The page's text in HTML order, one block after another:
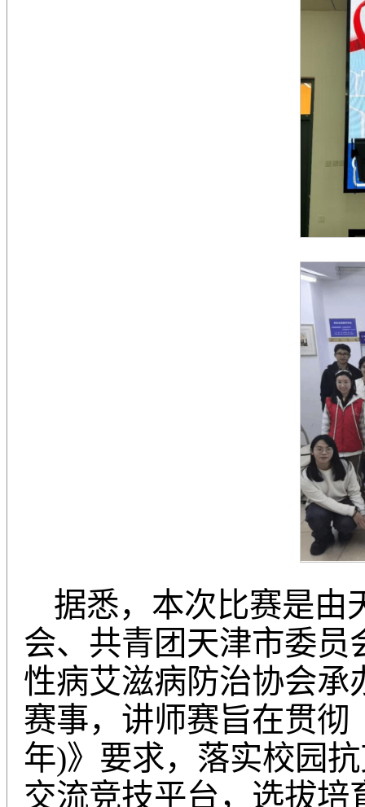
据悉，本次比赛是由
会、共青团天津市委
性病艾滋病防治协会承
赛事，讲师赛旨在贯彻
年)》要求，落实校园
交流竞技平台，选拔